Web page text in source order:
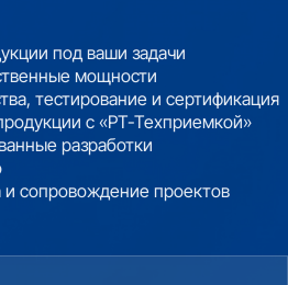
под ваши задачи
мощности
тестирование и сертификация
с «РТ-Техприемкой»
разработки
сопровождение проектов